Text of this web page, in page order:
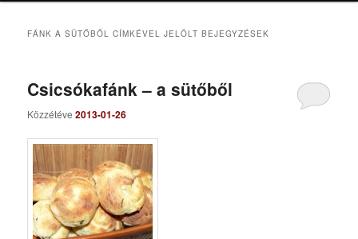
elsődleges
másodlagos
FÁNK A SÜTŐBŐL CÍMKÉVEL JELÖLT BEJEGYZÉSEK
Csicsókafánk – a sütőből
Közzétéve2013-01-26